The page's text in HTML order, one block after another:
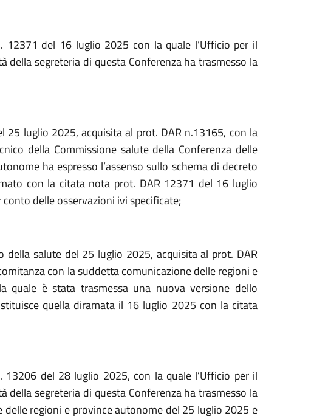
12371 del 16 luglio 2025 con la quale l’Ufficio per il
della segreteria di questa Conferenza ha trasmesso la
25 luglio 2025, acquisita al prot. DAR n.13165, con la
della Commissione salute della Conferenza delle
ha espresso l’assenso sullo schema di decreto
con la citata nota prot. DAR 12371 del 16 luglio
delle osservazioni ivi specificate;
della salute del 25 luglio 2025, acquisita al prot. DAR
con la suddetta comunicazione delle regioni e
quale è stata trasmessa una nuova versione dello
quella diramata il 16 luglio 2025 con la citata
13206 del 28 luglio 2025, con la quale l’Ufficio per il
della segreteria di questa Conferenza ha trasmesso la
delle regioni e province autonome del 25 luglio 2025 e